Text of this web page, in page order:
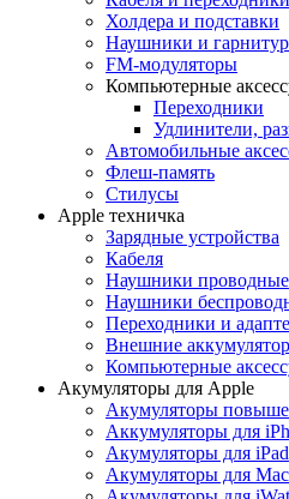
Холдера и подставки
Наушники и
FM-модуляторы
Компьютерные
Переходники
Удлинители,
Автомобильные
Флеш-память
Стилусы
Apple техничка
Зарядные устройства
Кабеля
Наушники проводные
Наушники
Переходники и
Внешние
Компьютерные
Акумуляторы для Apple
Акумуляторы
Аккумуляторы для
Акумуляторы для iPad
Акумуляторы для